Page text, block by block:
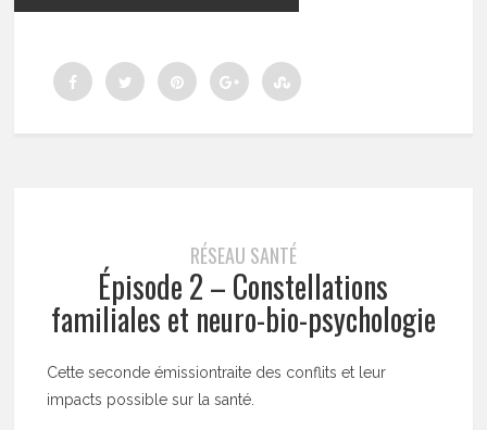
RÉSEAU SANTÉ
Épisode 2 – Constellations
familiales et neuro-bio-psychologie
Cette seconde émissiontraite des conflits et leur
impacts possible sur la santé.